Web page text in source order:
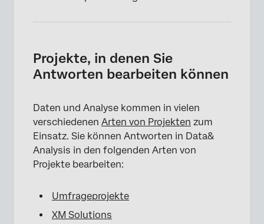
Projekte, in denen Sie
Antworten bearbeiten können
Daten und Analyse kommen in vielen
verschiedenen Arten von Projekten zum
Einsatz. Sie können Antworten in Data&
Analysis in den folgenden Arten von
Projekte bearbeiten:
Umfrageprojekte
XM Solutions